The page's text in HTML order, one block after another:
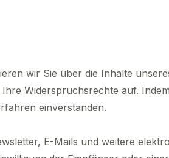
wir Sie über die Inhalte
Widerspruchsrechte auf.
einverstanden.
E-Mails und weitere